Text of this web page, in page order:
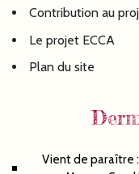
Contribution au
Le projet ECCA
Plan du site
Vient de paraître